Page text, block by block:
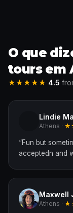
O que
tours em
★★★★★ 4.5
Lindie
Athens ·
“Fun but
acceptedn and
Maxwell
Athens ·